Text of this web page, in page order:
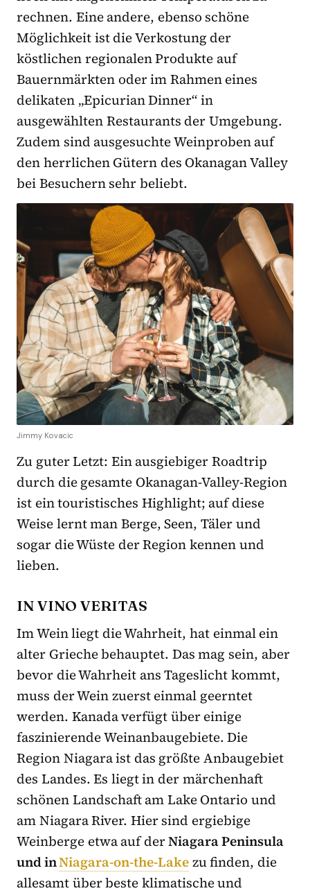
rechnen. Eine andere, ebenso schöne
Möglichkeit ist die Verkostung der
köstlichen regionalen Produkte auf
Bauernmärkten oder im Rahmen eines
delikaten „Epicurian Dinner“ in
ausgewählten Restaurants der Umgebung.
Zudem sind ausgesuchte Weinproben auf
den herrlichen Gütern des Okanagan Valley
bei Besuchern sehr beliebt.
Jimmy Kovacic
Zu guter Letzt: Ein ausgiebiger Roadtrip
durch die gesamte Okanagan-Valley-Region
ist ein touristisches Highlight; auf diese
Weise lernt man Berge, Seen, Täler und
sogar die Wüste der Region kennen und
lieben.
IN VINO VERITAS
Im Wein liegt die Wahrheit, hat einmal ein
alter Grieche behauptet. Das mag sein, aber
bevor die Wahrheit ans Tageslicht kommt,
muss der Wein zuerst einmal geerntet
werden. Kanada verfügt über einige
faszinierende Weinanbaugebiete. Die
Region Niagara ist das größte Anbaugebiet
des Landes. Es liegt in der märchenhaft
schönen Landschaft am Lake Ontario und
am Niagara River. Hier sind ergiebige
Weinberge etwa auf derNiagara Peninsula
und inNiagara-on-the-Lakezu finden, die
allesamt über beste klimatische und